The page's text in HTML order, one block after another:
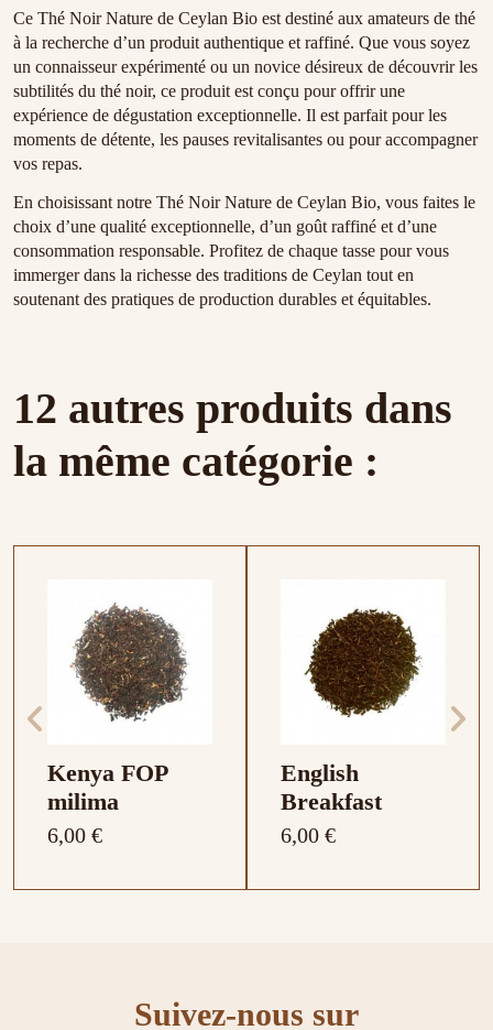
Ce Thé Noir Nature de Ceylan Bio est destiné aux amateurs de thé
à la recherche d’un produit authentique et raffiné. Que vous soyez
un connaisseur expérimenté ou un novice désireux de découvrir les
subtilités du thé noir, ce produit est conçu pour offrir une
expérience de dégustation exceptionnelle. Il est parfait pour les
moments de détente, les pauses revitalisantes ou pour accompagner
vos repas.
En choisissant notre Thé Noir Nature de Ceylan Bio, vous faites le
choix d’une qualité exceptionnelle, d’un goût raffiné et d’une
consommation responsable. Profitez de chaque tasse pour vous
immerger dans la richesse des traditions de Ceylan tout en
soutenant des pratiques de production durables et équitables.
12 autres produits dans
la même catégorie :
Kenya FOP
milima
6,00 €
English
Breakfast
6,00 €
Suivez-nous sur